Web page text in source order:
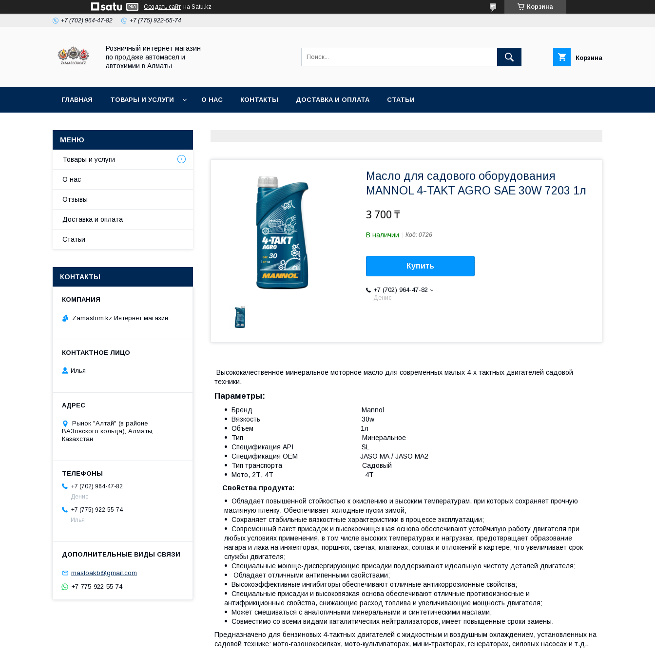
Создать сайт на Satu.kz Корзина
+7 (702) 964-47-82 +7 (775) 922-55-74
Розничный интернет магазин
по продаже автомасел и
автохимии в Алматы
Корзина
ГЛАВНАЯ ТОВАРЫ И УСЛУГИ О НАС КОНТАКТЫ ДОСТАВКА И ОПЛАТА СТАТЬИ
Масло для садового оборудования
MANNOL 4-TAKT AGRO SAE 30W 7203 1л
3 700 ₸
В наличии Код: 0726
Купить
+7 (702) 964-47-82
Денис
Высококачественное минеральное моторное масло для современных малых 4-х тактных двигателей садовой
техники.
Параметры:
Бренд Mannol
Вязкость 30w
Объем 1л
Тип Минеральное
Спецификация API SL
Спецификация OEM JASO MA / JASO MA2
Тип транспорта Садовый
Мото, 2Т, 4Т 4Т
Свойства продукта:
Обладает повышенной стойкостью к окислению и высоким температурам, при которых сохраняет прочную
масляную пленку. Обеспечивает холодные пуски зимой;
Сохраняет стабильные вязкостные характеристики в процессе эксплуатации;
Современный пакет присадок и высокоочищенная основа обеспечивают устойчивую работу двигателя при
любых условиях применения, в том числе высоких температурах и нагрузках, предотвращает образование
нагара и лака на инжекторах, поршнях, свечах, клапанах, соплах и отложений в картере, что увеличивает срок
службы двигателя;
Специальные моюще-диспергирующие присадки поддерживают идеальную чистоту деталей двигателя;
Обладает отличными антипенными свойствами;
Высокоэффективные ингибиторы обеспечивают отличные антикоррозионные свойства;
Специальные присадки и высоковязкая основа обеспечивают отличные противоизносные и
антифрикционные свойства, снижающие расход топлива и увеличивающие мощность двигателя;
Может смешиваться с аналогичными минеральными и синтетическими маслами;
Совместимо со всеми видами каталитических нейтрализаторов, имеет повыщенные сроки замены.
Предназначено для бензиновых 4-тактных двигателей с жидкостным и воздушным охлаждением, установленных на
садовой технике: мото-газонокосилках, мото-культиваторах, мини-тракторах, генераторах, силовых насосах и т.д..
Товары и услуги
О нас
Отзывы
Доставка и оплата
Статьи
КОНТАКТЫ
Zamaslom.kz Интернет магазин.
Илья
Рынок "Алтай" (в районе
ВАЗовского кольца), Алматы,
Казахстан
+7 (702) 964-47-82
Денис
+7 (775) 922-55-74
Илья
masloakb@gmail.com
+7-775-922-55-74